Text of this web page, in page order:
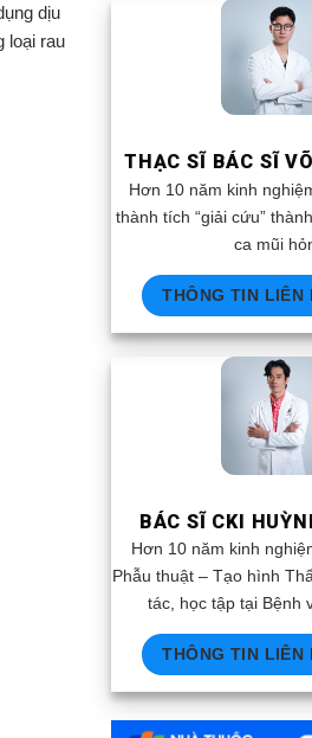
dịu
loại rau
THẠC SĨ BÁC SĨ
Hơn 10 năm kinh
thành tích “giải cứu”
ca mũi
THÔNG TIN LIÊN
BÁC SĨ CKI
Hơn 10 năm kinh
Phẫu thuật – Tạo hình
tác, học tập tại Bệnh
THÔNG TIN LIÊN